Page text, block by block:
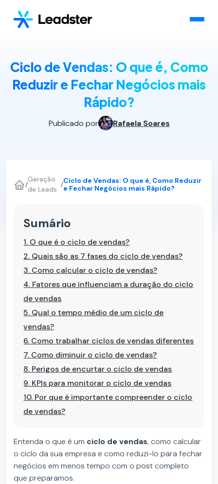
Ciclo de Vendas: O que é, Como
Reduzir e Fechar Negócios mais
Rápido?
Publicado por Rafaela Soares
/
Geração
de Leads
/Ciclo de Vendas: O que é, Como Reduzir
e Fechar Negócios mais Rápido?
Sumário
1. O que é o ciclo de vendas?
2. Quais são as 7 fases do ciclo de vendas?
3. Como calcular o ciclo de vendas?
4. Fatores que influenciam a duração do ciclo
de vendas
5. Qual o tempo médio de um ciclo de
vendas?
6. Como trabalhar ciclos de vendas diferentes
7. Como diminuir o ciclo de vendas?
8. Perigos de encurtar o ciclo de vendas
9. KPIs para monitorar o ciclo de vendas
10. Por que é importante compreender o ciclo
de vendas?
Entenda o que é um ciclo de vendas, como calcular
o ciclo da sua empresa e como reduzi-lo para fechar
negócios em menos tempo com o post completo
que preparamos.